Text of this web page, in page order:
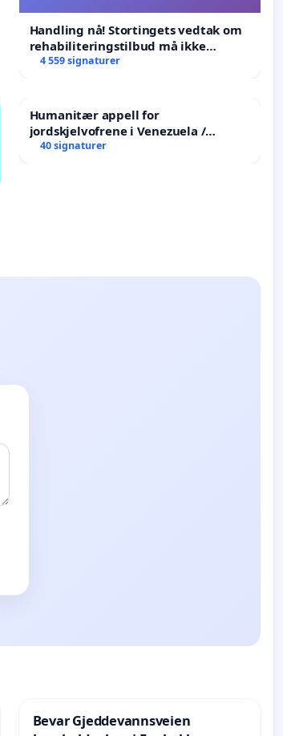
Handling nå! Stortingets vedtak om
rehabiliteringstilbud må ikke
forkastes.
4 559 signaturer
Humanitær appell for
jordskjelvofrene i Venezuela /
Humanitarian Appeal for the
40 signaturer
Bevar Gjeddevannsveien